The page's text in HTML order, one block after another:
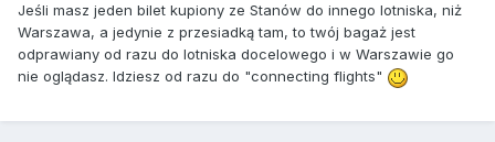
Jeśli masz jeden bilet kupiony ze Stanów do innego lotniska, niż
Warszawa, a jedynie z przesiadką tam, to twój bagaż jest
odprawiany od razu do lotniska docelowego i w Warszawie go
nie oglądasz. Idziesz od razu do "connecting flights"